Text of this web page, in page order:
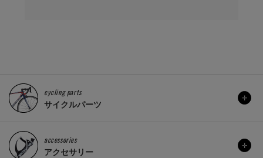
cycling parts
サイクルパーツ
accessories
アクセサリー